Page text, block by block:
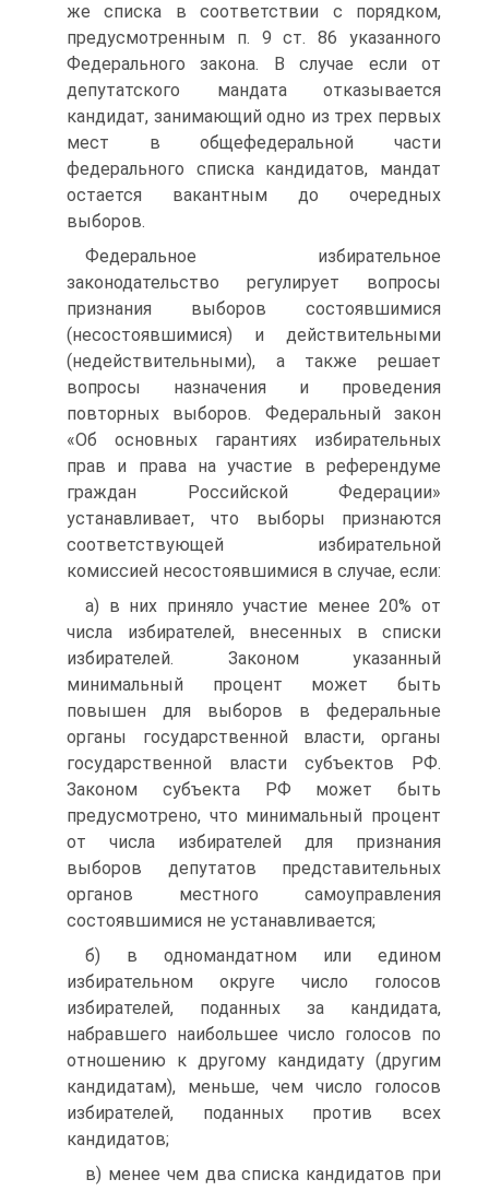
же списка в соответствии с порядком,
предусмотренным п. 9 ст. 86 указанного
Федерального закона. В случае если от
депутатского мандата отказывается
кандидат, занимающий одно из трех первых
мест в общефедеральной части
федерального списка кандидатов, мандат
остается вакантным до очередных
выборов.
Федеральное избирательное
законодательство регулирует вопросы
признания выборов состоявшимися
(несостоявшимися) и действительными
(недействительными), а также решает
вопросы назначения и проведения
повторных выборов. Федеральный закон
«Об основных гарантиях избирательных
прав и права на участие в референдуме
граждан Российской Федерации»
устанавливает, что выборы признаются
соответствующей избирательной
комиссией несостоявшимися в случае, если:
а) в них приняло участие менее 20% от
числа избирателей, внесенных в списки
избирателей. Законом указанный
минимальный процент может быть
повышен для выборов в федеральные
органы государственной власти, органы
государственной власти субъектов РФ.
Законом субъекта РФ может быть
предусмотрено, что минимальный процент
от числа избирателей для признания
выборов депутатов представительных
органов местного самоуправления
состоявшимися не устанавливается;
б) в одномандатном или едином
избирательном округе число голосов
избирателей, поданных за кандидата,
набравшего наибольшее число голосов по
отношению к другому кандидату (другим
кандидатам), меньше, чем число голосов
избирателей, поданных против всех
кандидатов;
в) менее чем два списка кандидатов при